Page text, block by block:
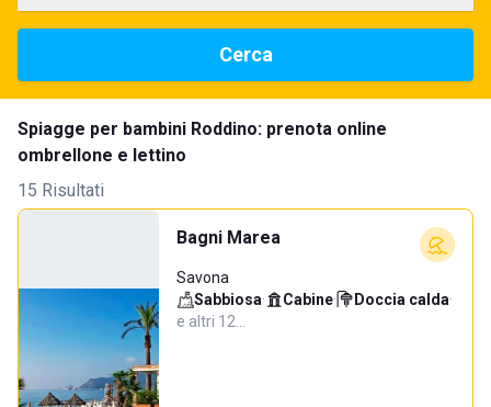
Cerca
Spiagge per bambini Roddino: prenota online
ombrellone e lettino
15 Risultati
Bagni Marea
Savona
Sabbiosa· Cabine· Doccia calda·
e altri 12…